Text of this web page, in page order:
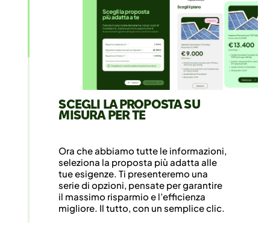
SCEGLI LA PROPOSTA SU
MISURA PER TE
Ora che abbiamo tutte le informazioni,
seleziona la proposta più adatta alle
tue esigenze. Ti presenteremo una
serie di opzioni, pensate per garantire
il massimo risparmio e l’efficienza
migliore. Il tutto, con un semplice clic.